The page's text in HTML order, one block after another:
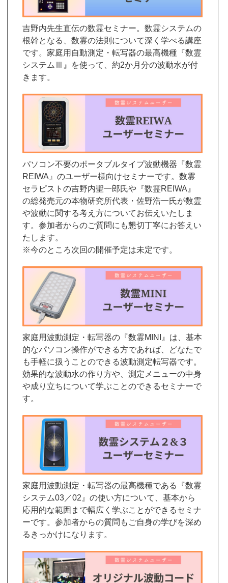
吉野内先生直伝の数霊セミナー。数霊システムの
根幹となる、数霊の法則について深く学べる講座
です。家庭用自動測定・転写器の最高機種『数霊
システムⅢ』を使って、約2か月分の波動水が付
きます。
パソコン不要のポータブルタイプ波動機器『数霊
REIWA』のユーザー様向けセミナーです。数霊
セラピストの吉野内聖一郎氏や『数霊REIWA』
の総発売元の本物研究所代表・佐野浩一氏が数霊
や波動に関する考え方についてお伝えいたしま
す。参加者からのご質問にも懇切丁寧にお答えい
たします。
※今のところ次回の開催予定は未定です。
家庭用波動測定・転写器の『数霊MINI』は、基本
的なパソコン操作ができる方であれば、どなたで
も手軽に扱うことのできる波動測定転写器です。
効果的な波動水の作り方や、測定メニューの中身
や成り立ちについて学ぶことのできるセミナーで
す。
家庭用波動測定・転写器の最高機種である『数霊
システム03／02』の使い方について、基本から
応用的な範囲まで幅広く学ぶことができるセミナ
ーです。参加者からの質問もご自身の学びを深め
るきっかけになります。